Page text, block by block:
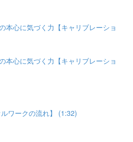
本心に気づく力【キャリブレーショ
本心に気づく力【キャリブレーショ
ワークの流れ】 (1:32)